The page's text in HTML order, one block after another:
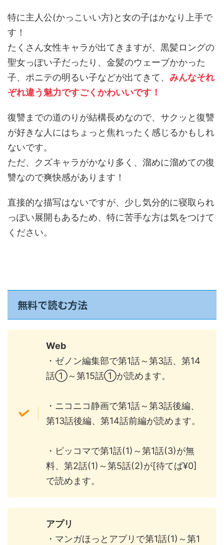
特に主人公(かっこいい方)と女の子はかなり上手で
す！
たくさん女性キャラが出てきますが、黒髪ロングの
聖女っぽい子だったり、金髪のウェーブかかった
子、ポニテの明るい子などが出てきて、 みんなそれ
ぞれ違う魅力ですごくかわいいです！
復讐までの道のりが結構長めなので、サクッと復讐
が好きな人にはちょっと焦れったく感じるかもしれ
ないです。
ただ、クズキャラがかなり多く、溜めに溜めての復
讐なので爽快感があります！
直接的な描写はないですが、少し気分的に寝取られ
っぽい展開もあるため、特に苦手な方は気をつけて
ください。
無料で読む方法
Web
・ゼノン編集部で第1話～第3話、第14
話①～第15話①が読めます。
・ニコニコ静画で第1話～第3話後編、
第13話後編、第14話前編が読めます。
・ピッコマで第1話(1)～第1話(3)が無
料、第2話(1)～第5話(2)が[待てば¥0]
で読めます。
アプリ
・マンガほっとアプリで第1話(1)～第1